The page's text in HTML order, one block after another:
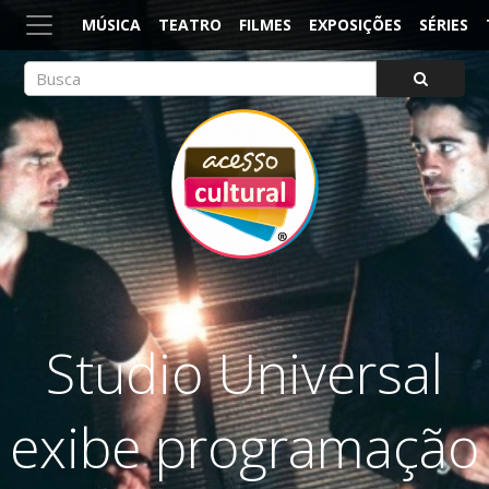
MÚSICA TEATRO FILMES EXPOSIÇÕES SÉRIES
ACESSO CULTURAL
Arte, Cultura Pop e Entretenimento
Studio Universal
exibe programação